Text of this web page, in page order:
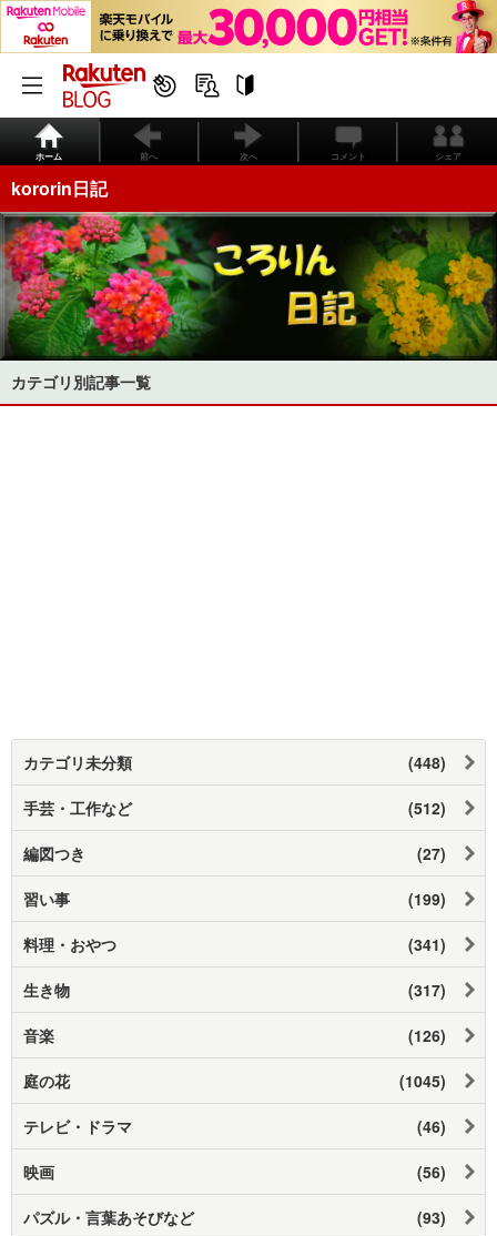
ホーム 前へ 次へ コメント シェア
kororin日記
カテゴリ別記事一覧
カテゴリ未分類 (448)
手芸・工作など (512)
編図つき (27)
習い事 (199)
料理・おやつ (341)
生き物 (317)
音楽 (126)
庭の花 (1045)
テレビ・ドラマ (46)
映画 (56)
パズル・言葉あそびなど (93)